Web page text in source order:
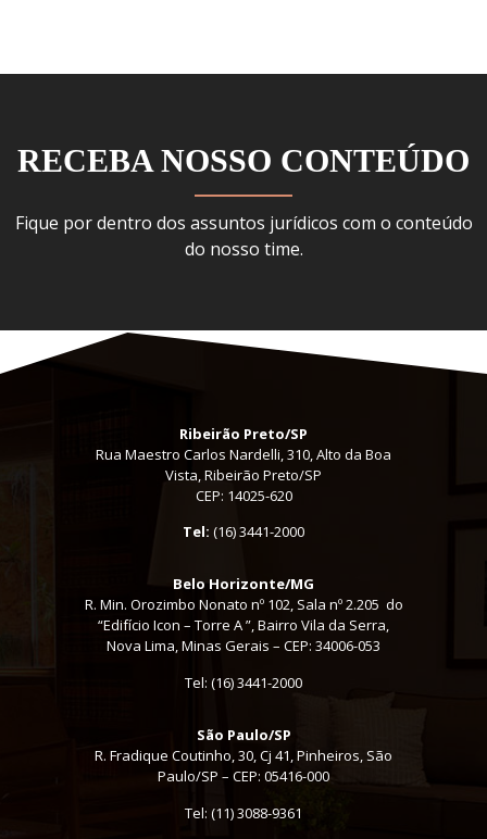
RECEBA NOSSO CONTEÚDO
Fique por dentro dos assuntos jurídicos com o conteúdo
do nosso time.
Ribeirão Preto/SP
Rua Maestro Carlos Nardelli, 310, Alto da Boa
Vista, Ribeirão Preto/SP
CEP: 14025-620
Tel: (16) 3441-2000
Belo Horizonte/MG
R. Min. Orozimbo Nonato nº 102, Sala nº 2.205 do
“Edifício Icon – Torre A ”, Bairro Vila da Serra,
Nova Lima, Minas Gerais – CEP: 34006-053
Tel: (16) 3441-2000
São Paulo/SP
R. Fradique Coutinho, 30, Cj 41, Pinheiros, São
Paulo/SP – CEP: 05416-000
Tel: (11) 3088-9361